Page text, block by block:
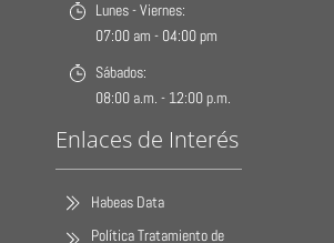
Lunes - Viernes:
07:00 am - 04:00 pm
Sábados:
08:00 a.m. - 12:00 p.m.
Enlaces de Interés
Habeas Data
Política Tratamiento de